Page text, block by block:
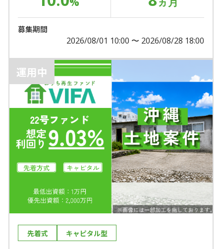
募集期間
2026/08/01 10:00 〜 2026/08/28 18:00
運用中
先着式 キャピタル型